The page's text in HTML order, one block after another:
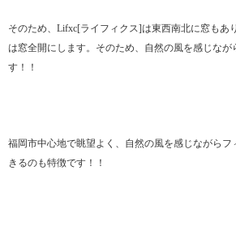
そのため、Lifxc[ライフィクス]は東西南北に窓もあ
は窓全開にします。そのため、自然の風を感じなが
す！！
福岡市中心地で眺望よく、自然の風を感じながら
きるのも特徴です！！